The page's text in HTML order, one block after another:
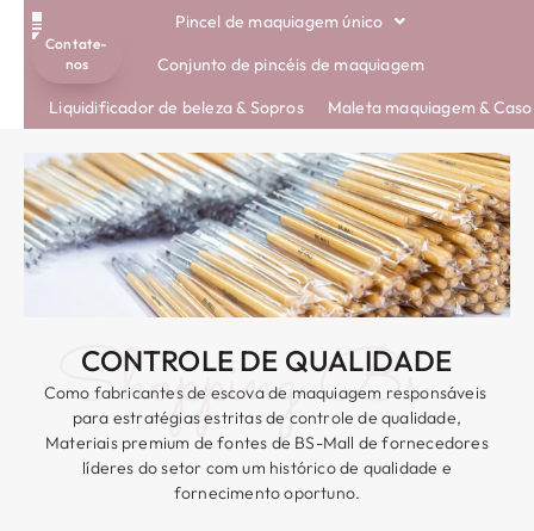
Contate-
nos
Pincel de maquiagem único
Conjunto de pincéis de maquiagem
Liquidificador de beleza & Sopros
Maleta maquiagem & Caso
CONTROLE DE QUALIDADE
Shopping Bs
Como fabricantes de escova de maquiagem responsáveis ​​
para estratégias estritas de controle de qualidade,
Materiais premium de fontes de BS-Mall de fornecedores
líderes do setor com um histórico de qualidade e
fornecimento oportuno.